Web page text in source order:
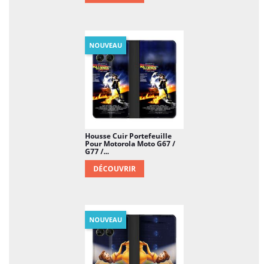
Housse Cuir Portefeuille
Pour Motorola Moto G67 /
G77 /...
DÉCOUVRIR
NOUVEAU
NOUVEAU